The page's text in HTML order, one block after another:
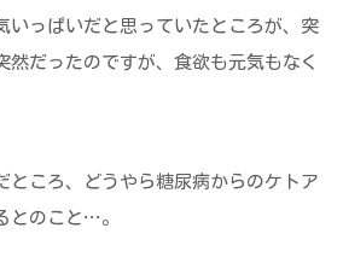
いっぱいだと思っていたところが、突
然だったのですが、食欲も元気もなく
ところ、どうやら糖尿病からのケトア
とのこと…。